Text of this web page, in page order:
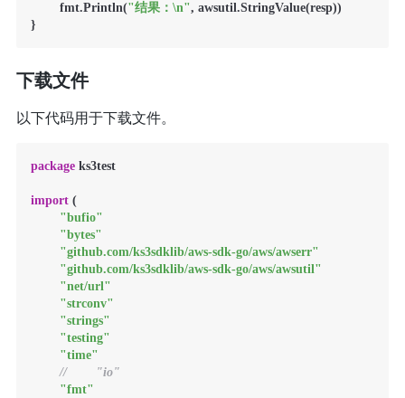
        fmt.Println(
"结果：\n", awsutil.StringValue(resp))
下载文件
以下代码用于下载文件。
package ks3test
import (
"bufio"
"bytes"
"github.com/ks3sdklib/aws-sdk-go/aws/awserr"
"github.com/ks3sdklib/aws-sdk-go/aws/awsutil"
"net/url"
"strconv"
"strings"
"testing"
"time"
//        "io"
"fmt"